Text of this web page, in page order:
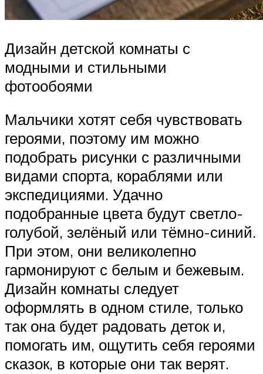
Дизайн детской комнаты с
модными и стильными
фотообоями
Мальчики хотят себя чувствовать
героями, поэтому им можно
подобрать рисунки с различными
видами спорта, кораблями или
экспедициями. Удачно
подобранные цвета будут светло-
голубой, зелёный или тёмно-синий.
При этом, они великолепно
гармонируют с белым и бежевым.
Дизайн комнаты следует
оформлять в одном стиле, только
так она будет радовать деток и,
помогать им, ощутить себя героями
сказок, в которые они так верят.